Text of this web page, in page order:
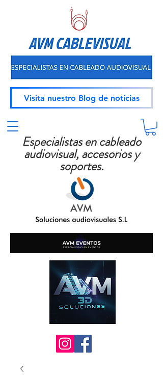
Visita nuestro Blog de noticias
Especialistas en cableado
audiovisual, accesorios y
soportes.